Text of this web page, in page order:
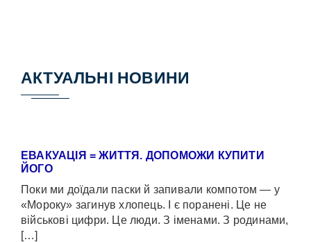
АКТУАЛЬНІ НОВИНИ
ЕВАКУАЦІЯ = ЖИТТЯ. ДОПОМОЖИ КУПИТИ
ЙОГО
Поки ми доїдали паски й запивали компотом — у
«Мороку» загинув хлопець. І є поранені. Це не
військові цифри. Це люди. З іменами. З родинами,
[…]